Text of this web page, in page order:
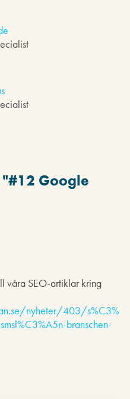
#12 Google
våra SEO-artiklar kring
nyheter/403/s%C3%
branschen-